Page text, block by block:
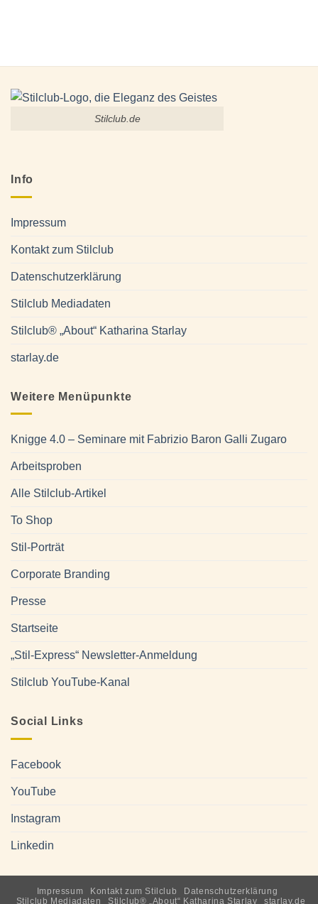
Stilclub.de
Info
Impressum
Kontakt zum Stilclub
Datenschutzerklärung
Stilclub Mediadaten
Stilclub® „About“ Katharina Starlay
starlay.de
Weitere Menüpunkte
Knigge 4.0 – Seminare mit Fabrizio Baron Galli Zugaro
Arbeitsproben
Alle Stilclub-Artikel
To Shop
Stil-Porträt
Corporate Branding
Presse
Startseite
„Stil-Express“ Newsletter-Anmeldung
Stilclub YouTube-Kanal
Social Links
Facebook
YouTube
Instagram
Linkedin
Impressum Kontakt zum Stilclub
Datenschutzerklärung
Stilclub Mediadaten
Stilclub® „About“ Katharina Starlay starlay.de